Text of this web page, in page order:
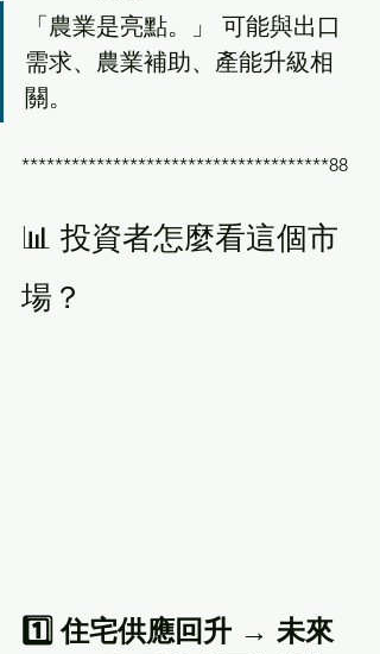
「農業是亮點。」 可能與出口
需求、農業補助、產能升級相
關。
*************************************88
📊 投資者怎麼看這個市
場？
1️⃣ 住宅供應回升 → 未來